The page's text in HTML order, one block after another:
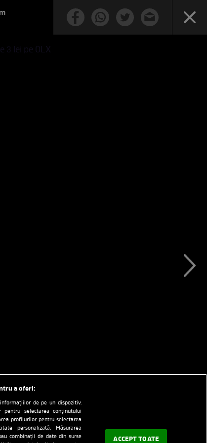
a oferi:
de pe un dispozitiv.
selectarea conținutului
profilurilor pentru selectarea
personalizată. Măsurarea
combinații de date din surse
ACCEPT TOATE